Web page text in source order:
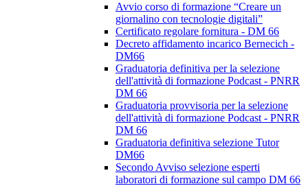
Avvio corso di formazione “Creare un
giornalino con tecnologie digitali”
Certificato regolare fornitura - DM 66
Decreto affidamento incarico Bernecich -
DM66
Graduatoria definitiva per la selezione
dell'attività di formazione Podcast - PNRR
DM 66
Graduatoria provvisoria per la selezione
dell'attività di formazione Podcast - PNRR
DM 66
Graduatoria definitiva selezione Tutor
DM66
Secondo Avviso selezione esperti
laboratori di formazione sul campo DM 66